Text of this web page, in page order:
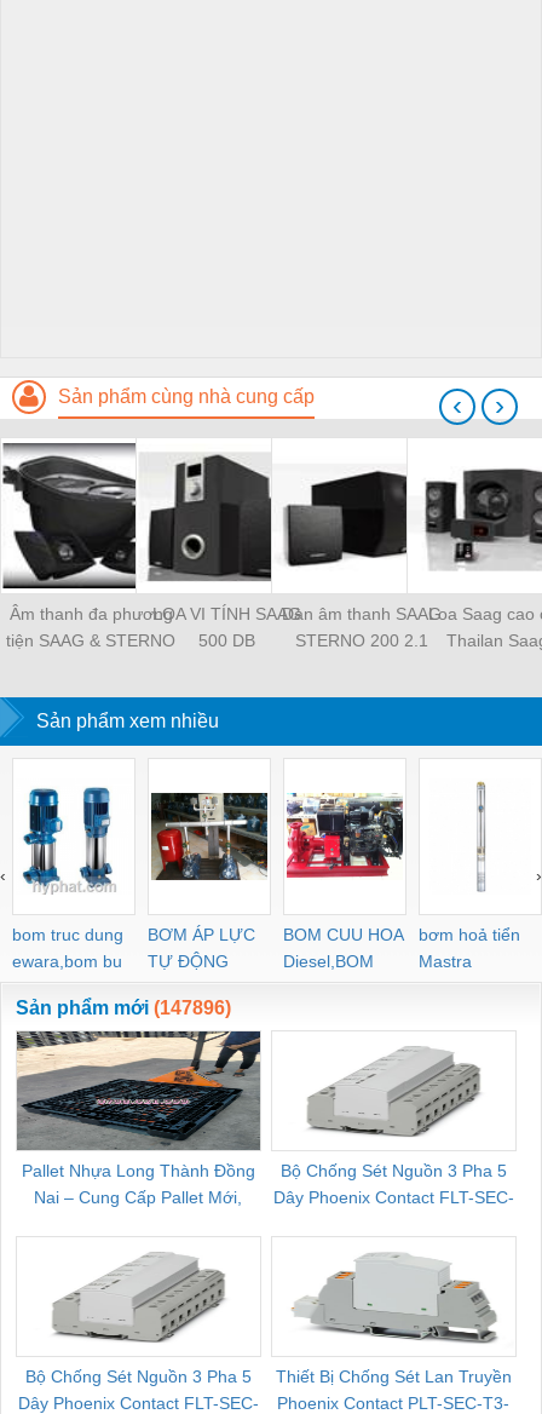
Sản phẩm cùng nhà cung cấp
Âm thanh đa phương
tiện SAAG & STERNO
LOA VI TÍNH SAAG
500 DB
Dàn âm thanh SAAG
STERNO 200 2.1
Loa Saag cao
Thailan
‹ ›
Sản phẩm xem nhiều
bom truc dung
ewara,bom bu
ewara
BƠM ÁP LỰC
TỰ ĐỘNG
BOM CUU HOA
Diesel,BOM
CHUA CHAY
bơm hoả tiển
Mastra
‹ ›
Sản phẩm mới (147896)
Pallet Nhựa Long Thành Đồng
Nai – Cung Cấp Pallet Mới,
Bộ Chống Sét Nguồn 3 Pha 5
Dây Phoenix Contact FLT-SEC-
Bộ Chống Sét Nguồn 3 Pha 5
Dây Phoenix Contact FLT-SEC-
Thiết Bị Chống Sét Lan Truyền
Phoenix Contact PLT-SEC-T3-